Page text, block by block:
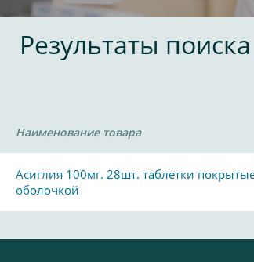
Результаты
Наименование товара
Асиглия 100мг. 28шт. таблетки
оболочкой